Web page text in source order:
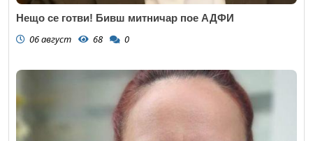
Нещо се готви! Бивш митничар пое АДФИ
06 август 68 0